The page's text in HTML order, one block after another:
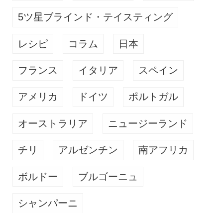
5ツ星ブラインド・テイスティング
レシピ コラム 日本
フランス イタリア スペイン
アメリカ ドイツ ポルトガル
オーストラリア ニュージーランド
チリ アルゼンチン 南アフリカ
ボルドー ブルゴーニュ
シャンパーニ